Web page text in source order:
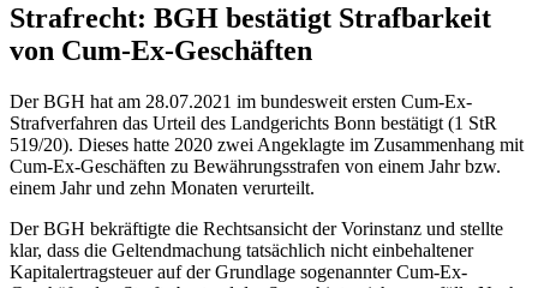
Strafrecht: BGH bestätigt Strafbarkeit
von Cum-Ex-Geschäften
Der BGH hat am 28.07.2021 im bundesweit ersten Cum-Ex-
Strafverfahren das Urteil des Landgerichts Bonn bestätigt (1 StR
519/20). Dieses hatte 2020 zwei Angeklagte im Zusammenhang mit
Cum-Ex-Geschäften zu Bewährungsstrafen von einem Jahr bzw.
einem Jahr und zehn Monaten verurteilt.
Der BGH bekräftigte die Rechtsansicht der Vorinstanz und stellte
klar, dass die Geltendmachung tatsächlich nicht einbehaltener
Kapitalertragsteuer auf der Grundlage sogenannter Cum-Ex-